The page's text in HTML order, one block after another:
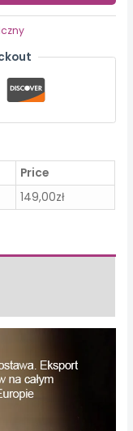
Price
149,00zł